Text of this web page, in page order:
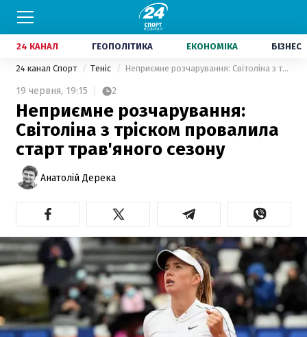
24 КАНАЛ ГЕОПОЛІТИКА ЕКОНОМІКА БІЗНЕС
24 канал Спорт Теніс Неприємне розчарування: Світоліна з тріском провалила старт трав'яного сезону
19 червня, 19:15 2
Неприємне розчарування:
Світоліна з тріском провалила
старт трав'яного сезону
Анатолій Дерека